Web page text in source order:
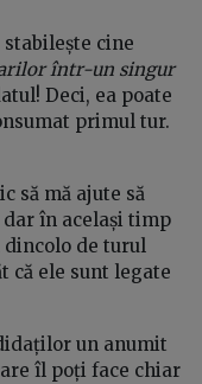
stabilește cine
într-un singur
Deci, ea poate
primul tur.
să mă ajute să
în același timp
dincolo de turul
că ele sunt legate
un anumit
îl poți face chiar